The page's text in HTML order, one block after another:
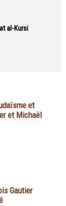
al-Kursi
et
et Michaël
Gautier